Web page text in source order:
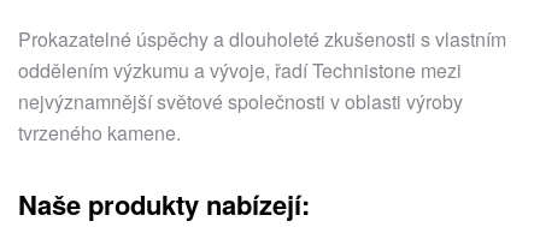
Prokazatelné úspěchy a dlouholeté zkušenosti s vlastním
oddělením výzkumu a vývoje, řadí Technistone mezi
nejvýznamnější světové společnosti v oblasti výroby
tvrzeného kamene.
Naše produkty nabízejí: